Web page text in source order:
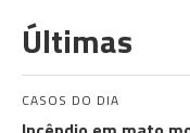
Últimas
CASOS DO DIA